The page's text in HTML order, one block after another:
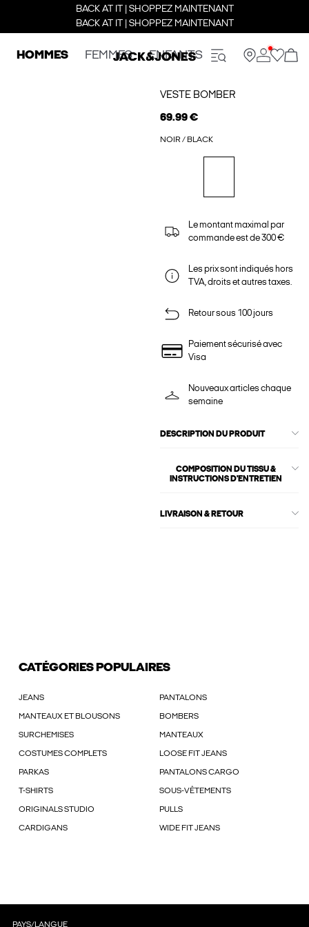
BACK AT IT | SHOPPEZ MAINTENANT
BACK AT IT | SHOPPEZ MAINTENANT
HOMMES FEMMES ENFANTS
VESTE BOMBER
69.99 €
NOIR / BLACK
Le montant maximal par
commande est de 300 €
Les prix sont indiqués hors
TVA, droits et autres taxes.
Retour sous 100 jours
Paiement sécurisé avec
Visa
Nouveaux articles chaque
semaine
DESCRIPTION DU PRODUIT
COMPOSITION DU TISSU &
INSTRUCTIONS D'ENTRETIEN
LIVRAISON & RETOUR
CATÉGORIES POPULAIRES
JEANS PANTALONS
MANTEAUX ET BLOUSONS BOMBERS
SURCHEMISES MANTEAUX
COSTUMES COMPLETS LOOSE FIT JEANS
PARKAS PANTALONS CARGO
T-SHIRTS SOUS-VÊTEMENTS
ORIGINALS STUDIO PULLS
CARDIGANS WIDE FIT JEANS
PAYS/LANGUE